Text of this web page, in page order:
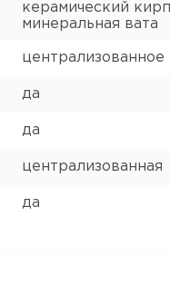
керамический
минеральная вата
централизованное
да
да
централизованная
да